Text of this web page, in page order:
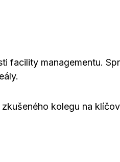
facility managementu.
kolegu na